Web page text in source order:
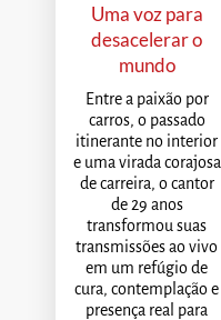
Uma voz para
desacelerar o
mundo
Entre a paixão por
carros, o passado
itinerante no interior
e uma virada corajosa
de carreira, o cantor
de 29 anos
transformou suas
transmissões ao vivo
em um refúgio de
cura, contemplação e
presença real para